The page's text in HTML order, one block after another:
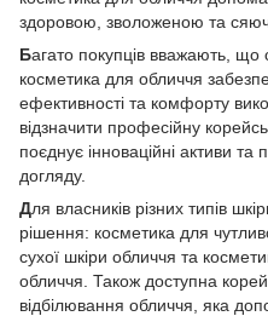
здоровою, зволоженою та
Багато покупців вважають,
косметика для обличчя
ефективності та комфорту
відзначити професійну
поєднує інноваційні активи та
догляду.
Для власників різних типів
рішення: косметика для
сухої шкіри обличчя та
обличчя. Також доступна
відбілювання обличчя, яка